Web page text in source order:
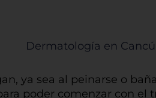
ya sea al peinarse o
poder comenzar con el